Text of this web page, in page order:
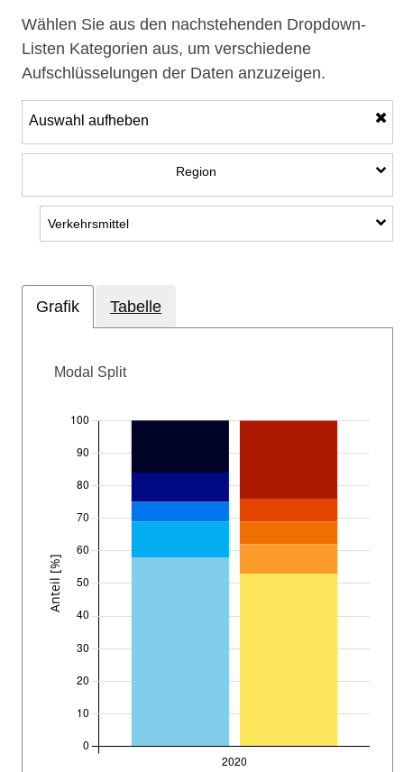
Wählen Sie aus den nachstehenden Dropdown-
Listen Kategorien aus, um verschiedene
Aufschlüsselungen der Daten anzuzeigen.
Auswahl aufheben
RegionUnterkategorien anzeigen:
VerkehrsmittelUnterkategorien anzeigen: Verkehrsmittel
Grafik Tabelle
Modal Split